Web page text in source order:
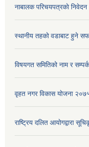
नाबालक परिचयपत्रकाे निवेदन
स्थानीय तहको वडाबाट हुने
विषयगत समितिको नाम र
वृहत नगर विकास योजना
राष्ट्रिय दलित आयोगद्वारा